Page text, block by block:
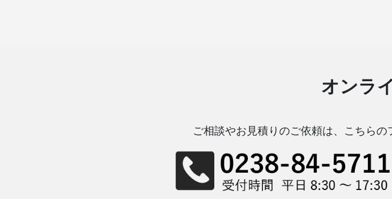
オンラ
ご相談やお見積りのご依頼は、こちらの